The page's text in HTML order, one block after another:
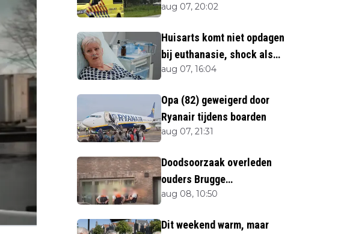
lichaamsdeel kwijt
aug 07, 20:02
Huisarts komt niet opdagen
bij euthanasie, shock als
blijkt waar ze is
aug 07, 16:04
Opa (82) geweigerd door
Ryanair tijdens boarden
aug 07, 21:31
Doodsoorzaak overleden
ouders Brugge
bekendgemaakt
aug 08, 10:50
Dit weekend warm, maar